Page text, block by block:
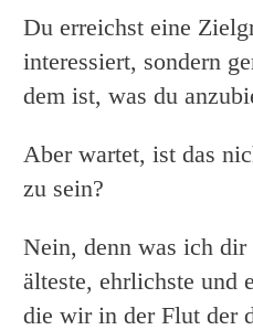
Du erreichst eine
interessiert, sondern
dem ist, was du
Aber wartet, ist das
zu sein?
Nein, denn was ich
älteste, ehrlichste und
die wir in der Flut der